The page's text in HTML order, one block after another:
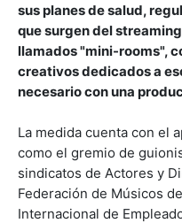
sus planes de salud,
que surgen del
llamados "mini-rooms",
creativos dedicados a
necesario con una
La medida cuenta con el
como el gremio de
sindicatos de Actores y
Federación de Músicos
Internacional de